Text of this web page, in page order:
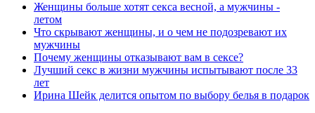
Женщины больше хотят секса весной, а мужчины -
летом
Что скрывают женщины, и о чем не подозревают их
мужчины
Почему женщины отказывают вам в сексе?
Лучший секс в жизни мужчины испытывают после 33
лет
Ирина Шейк делится опытом по выбору белья в подарок